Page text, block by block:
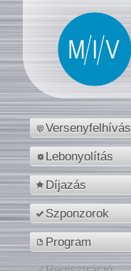
Versenyfelhívás
Lebonyolítás
Díjazás
Szponzorok
Program